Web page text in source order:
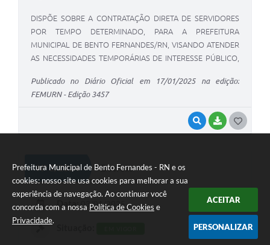
Prefeitura Municipal de Bento Fernandes - RN e os
cookies: nosso site usa cookies para melhorar a sua
experiência de navegação. Ao continuar você
concorda com a nossa Política de Cookies e
Privacidade.
ACEITAR
PERSONALIZAR
VISUALIZAR
BAIXAR
I
DISPÕE SOBRE A CONTRATAÇÃO DIRETA DE SERVIDORES
POR TEMPO DETERMINADO, PARA A PREFEITURA
MUNICIPAL DE BENTO FERNANDES/RN, VISANDO ATENDER
AS NECESSIDADES TEMPORÁRIAS DE INTERESSE PÚBLICO,
FEDERAL, E DÁ OUTRAS PROVIDÊNCIAS.
Publicado no Diário Oficial em 17/01/2025 na edição:
FEMURN - Edição 3457
Nº 3/2024 Decreto
03/01/2025